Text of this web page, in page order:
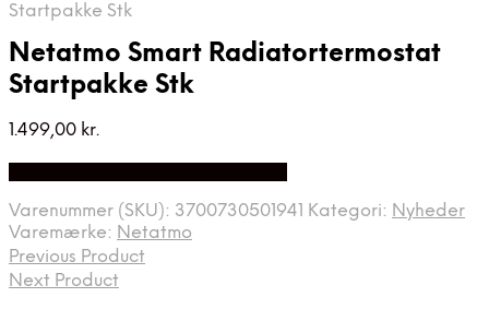
Startpakke Stk
Netatmo Smart Radiatortermostat
Startpakke Stk
1.499,00 kr.
Varenummer (SKU): 3700730501941 Kategori: Nyheder
Varemærke: Netatmo
Previous Product
Next Product